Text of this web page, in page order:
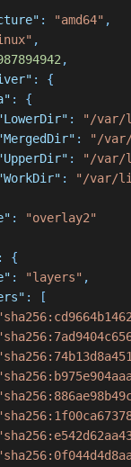
: "amd64" ,
,
,
:
{
:
{
:
"/var/
:
"/var/
:
"/var/
:
"/var/
:
"overlay2"
:
{
: "layers" ,
:
[